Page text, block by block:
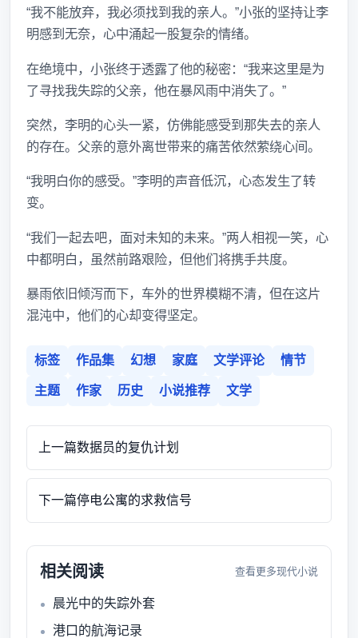
“我不能放弃，我必须找到我的亲人。”小张的坚持让李
明感到无奈，心中涌起一股复杂的情绪。
在绝境中，小张终于透露了他的秘密：“我来这里是为
了寻找我失踪的父亲，他在暴风雨中消失了。”
突然，李明的心头一紧，仿佛能感受到那失去的亲人
的存在。父亲的意外离世带来的痛苦依然萦绕心间。
“我明白你的感受。”李明的声音低沉，心态发生了转
变。
“我们一起去吧，面对未知的未来。”两人相视一笑，心
中都明白，虽然前路艰险，但他们将携手共度。
暴雨依旧倾泻而下，车外的世界模糊不清，但在这片
混沌中，他们的心却变得坚定。
标签 作品集 幻想 家庭 文学评论 情节
主题 作家 历史 小说推荐 文学
上一篇数据员的复仇计划
下一篇停电公寓的求救信号
相关阅读 查看更多现代小说
晨光中的失踪外套
港口的航海记录